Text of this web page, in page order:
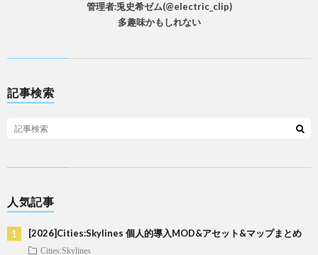
管理者:兎史希ゼム(@electric_clip)
多趣味かもしれない
記事検索
人気記事
[2026]Cities:Skylines 個人的導入MOD&アセット&マップまとめ
Cities:Skylines